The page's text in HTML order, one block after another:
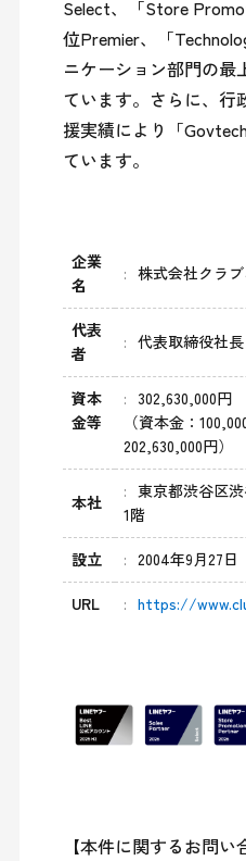
Select、「Store
位Premier、「
ニケーション部門の最
ています。さらに、行
援実績により「
企業
名
株式会社クラ
代表
者
代表取締役社
資本
金等
302,630,000円
（資本金：
202,630,000円）
本社
東京都渋谷区
1階
設立 2004年9月27日
URL https://
【本件に関するお問い